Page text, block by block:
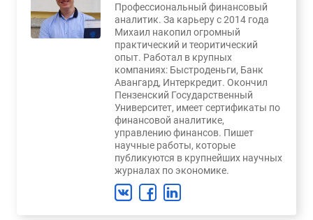
Профессиональный финансовый
аналитик. За карьеру с 2014 года
Михаил накопил огромный
практический и теоритический
опыт. Работал в крупных
компаниях: Быстроденьги, Банк
Авангард, Интеркредит. Окончил
Пензенский Государственный
Университет, имеет сертификаты по
финансовой аналитике,
управлению финансов. Пишет
научные работы, которые
публикуются в крупнейших научных
журналах по экономике.